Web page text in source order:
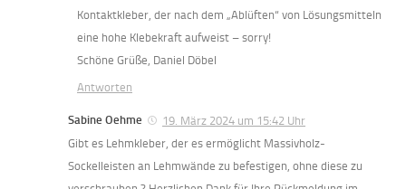
Kontaktkleber, der nach dem „Ablüften“ von Lösungsmitteln
eine hohe Klebekraft aufweist – sorry!
Schöne Grüße, Daniel Döbel
Antworten
Sabine Oehme
19. März 2024 um 15:42 Uhr
Gibt es Lehmkleber, der es ermöglicht Massivholz-
Sockelleisten an Lehmwände zu befestigen, ohne diese zu